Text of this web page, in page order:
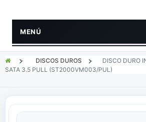
MENÚ
> DISCOS DUROS >
DISCO DURO
SATA 3.5 PULL (ST2000VM003/PUL)